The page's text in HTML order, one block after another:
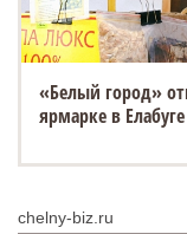
«Белый город»
ярмарке в Елабуге
ESTEO MX уже в
и полный привод
chelny-biz.ru